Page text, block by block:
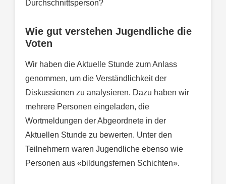
Durchschnittsperson?
Wie gut verstehen Jugendliche die
Voten
Wir haben die Aktuelle Stunde zum Anlass
genommen, um die Verständlichkeit der
Diskussionen zu analysieren. Dazu haben wir
mehrere Personen eingeladen, die
Wortmeldungen der Abgeordnete in der
Aktuellen Stunde zu bewerten. Unter den
Teilnehmern waren Jugendliche ebenso wie
Personen aus «bildungsfernen Schichten».